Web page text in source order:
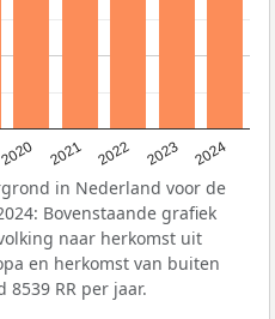
2020 2021 2022 2023 2024
in Nederland voor de
Bovenstaande grafiek
naar herkomst uit
en herkomst van buiten
RR per jaar.